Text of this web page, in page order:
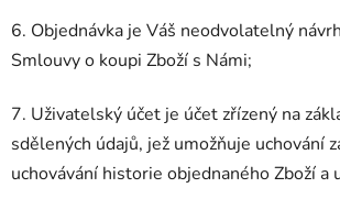
6. Objednávka je Váš neodvolatelný
Smlouvy o koupi Zboží s Námi;
7. Uživatelský účet je účet zřízený na
sdělených údajů, jež umožňuje uchování
uchovávání historie objednaného Zboží a